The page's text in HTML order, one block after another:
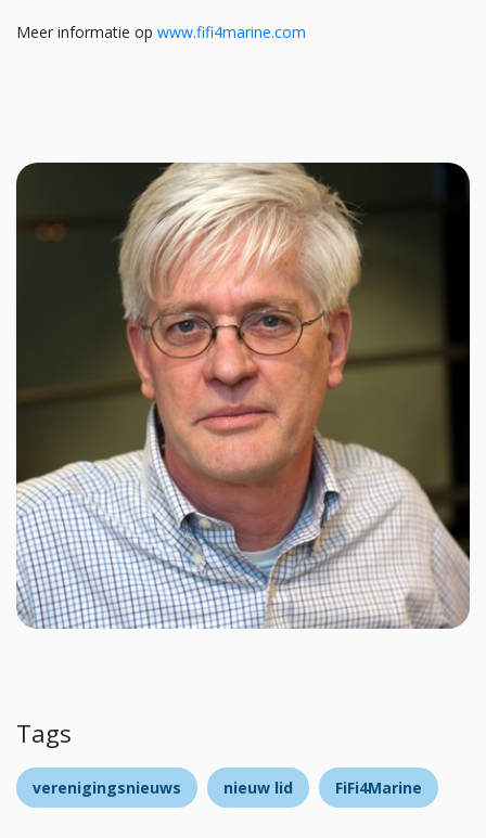
Meer informatie op www.fifi4marine.com
Tags
verenigingsnieuws nieuw lid FiFi4Marine